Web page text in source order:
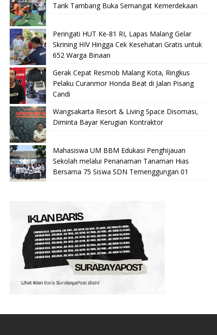
Tarik Tambang Buka Semangat Kemerdekaan
Peringati HUT Ke-81 RI, Lapas Malang Gelar
Skrining HIV Hingga Cek Kesehatan Gratis untuk
652 Warga Binaan
Gerak Cepat Resmob Malang Kota, Ringkus
Pelaku Curanmor Honda Beat di Jalan Pisang
Candi
Wangsakarta Resort & Living Space Disomasi,
Diminta Bayar Kerugian Kontraktor
Mahasiswa UM BBM Edukasi Penghijauan
Sekolah melalui Penanaman Tanaman Hias
Bersama 75 Siswa SDN Temenggungan 01